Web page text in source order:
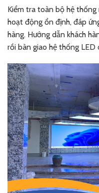
Kiểm tra toàn bộ hệ
hoạt động ổn định, đáp
hàng. Hướng dẫn khách
rồi bàn giao hệ thống LED